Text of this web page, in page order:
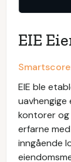
EIE
EIE ble
uavhengige
kontorer
erfarne
inngående